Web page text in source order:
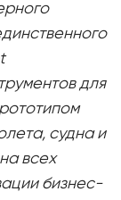
для
судна и
всех
бизнес-